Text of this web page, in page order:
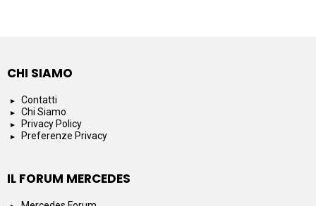
CHI SIAMO
Contatti
Chi Siamo
Privacy Policy
Preferenze Privacy
IL FORUM MERCEDES